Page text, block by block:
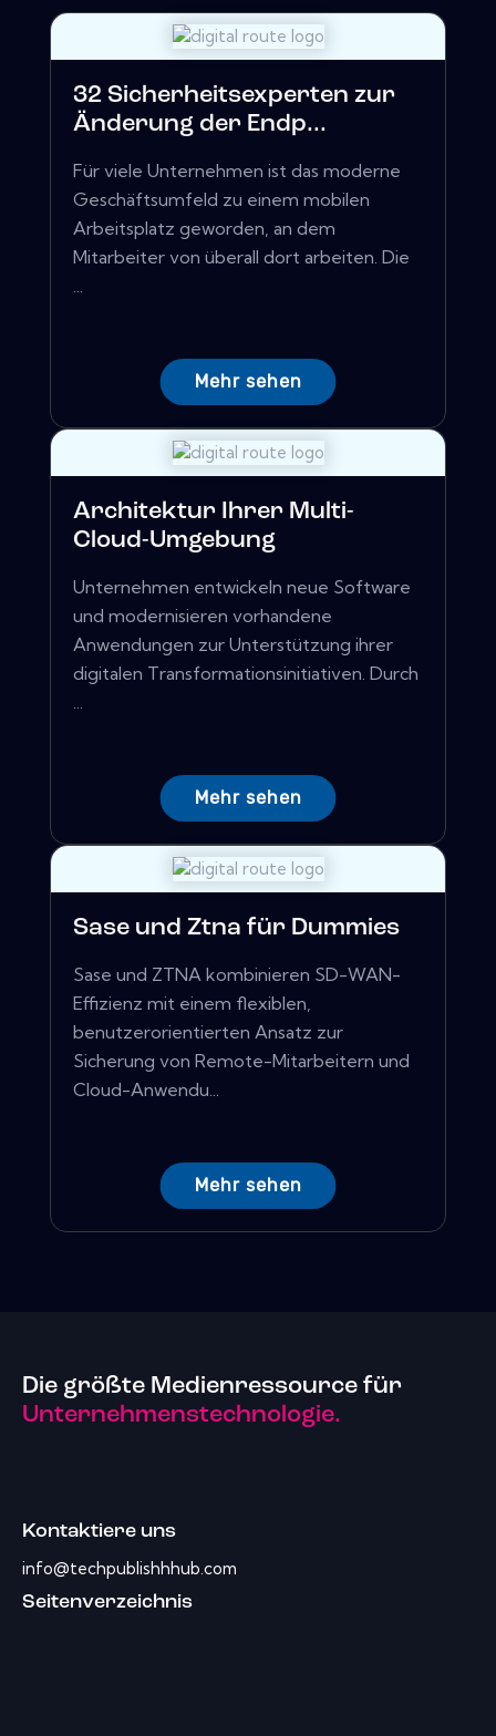
32 Sicherheitsexperten zur
Änderung der Endp...
Für viele Unternehmen ist das moderne
Geschäftsumfeld zu einem mobilen
Arbeitsplatz geworden, an dem
Mitarbeiter von überall dort arbeiten. Die
...
Mehr sehen
Architektur Ihrer Multi-
Cloud-Umgebung
Unternehmen entwickeln neue Software
und modernisieren vorhandene
Anwendungen zur Unterstützung ihrer
digitalen Transformationsinitiativen. Durch
...
Mehr sehen
Sase und Ztna für Dummies
Sase und ZTNA kombinieren SD-WAN-
Effizienz mit einem flexiblen,
benutzerorientierten Ansatz zur
Sicherung von Remote-Mitarbeitern und
Cloud-Anwendu...
Mehr sehen
Die größte Medienressource für
Unternehmenstechnologie.
Kontaktiere uns
info@techpublishhhub.com
Seitenverzeichnis